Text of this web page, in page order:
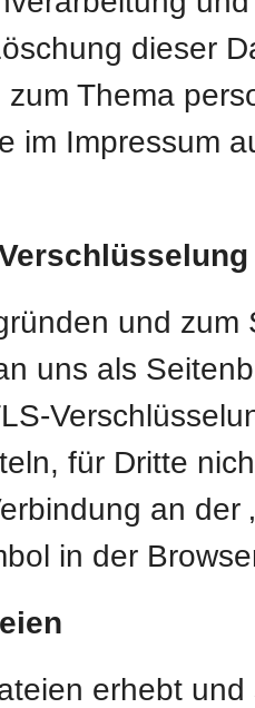
dieser
Thema
im Impressum
und
uns als
für Dritte
an der
in der
erhebt